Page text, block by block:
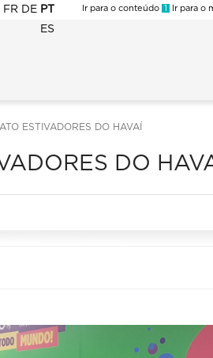
FR DE PT
ES
Ir para o conteúdo 1 Ir para o
ESTIVADORES DO HAVAÍ
DO